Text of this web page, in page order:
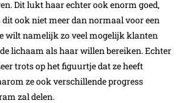
Dit lukt haar echter ook enorm goed,
ook niet meer dan normaal voor een
wilt namelijk zo veel mogelijk klanten
lichaam als haar willen bereiken. Echter
trots op het figuurtje dat ze heeft
ze ook verschillende progress
zal delen.